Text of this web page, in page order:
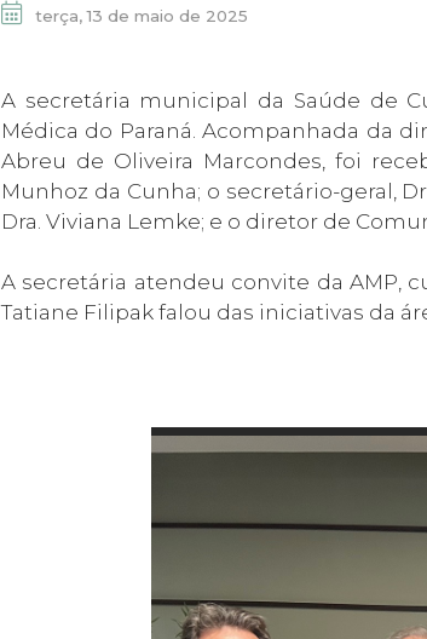
terça, 13 de maio de 2025
A secretária municipal da Saúde de
Médica do Paraná. Acompanhada da
Abreu de Oliveira Marcondes, foi
Munhoz da Cunha; o secretário-geral,
Dra. Viviana Lemke; e o diretor de
A secretária atendeu convite da AMP,
Tatiane Filipak falou das iniciativas da